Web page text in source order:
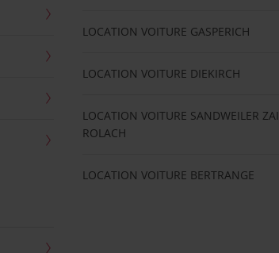
LOCATION VOITURE GASPERICH
LOCATION VOITURE DIEKIRCH
LOCATION VOITURE SANDWEILER ZAI
ROLACH
LOCATION VOITURE BERTRANGE